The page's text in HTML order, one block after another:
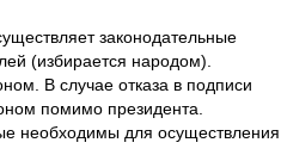
законодательные
(избирается народом).
В случае отказа в подписи
помимо президента.
необходимы для осуществления